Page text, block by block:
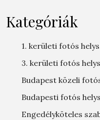
Kategóriák
1. kerületi fotós
3. kerületi fotós
Budapest közeli
Budapesti fotós
Engedélyköteles